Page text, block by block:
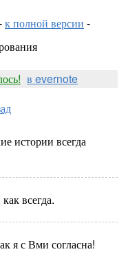
к полной версии -
в evernote
истории всегда
как всегда.
я с Вми согласна!